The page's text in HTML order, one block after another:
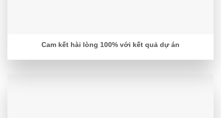
Cam kết hài lòng 100% với kết quả dự án